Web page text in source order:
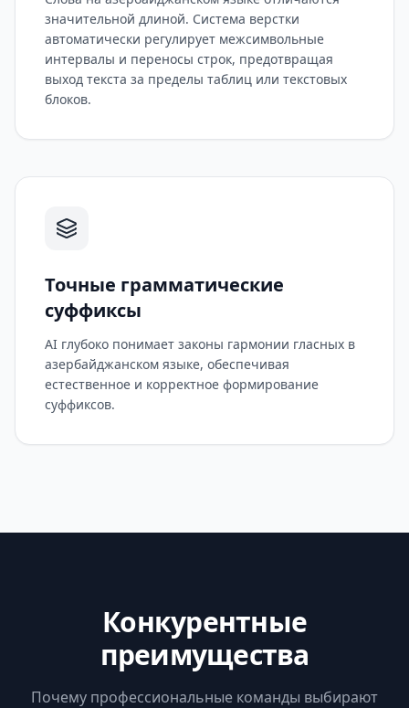
значительной длиной. Система верстки
автоматически регулирует межсимвольные
интервалы и переносы строк, предотвращая
выход текста за пределы таблиц или текстовых
блоков.
Точные грамматические
суффиксы
AI глубоко понимает законы гармонии гласных в
азербайджанском языке, обеспечивая
естественное и корректное формирование
суффиксов.
Конкурентные
преимущества
Почему профессиональные команды выбирают